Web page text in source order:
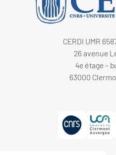
CERDI UMR
26 avenue
4e étage -
63000